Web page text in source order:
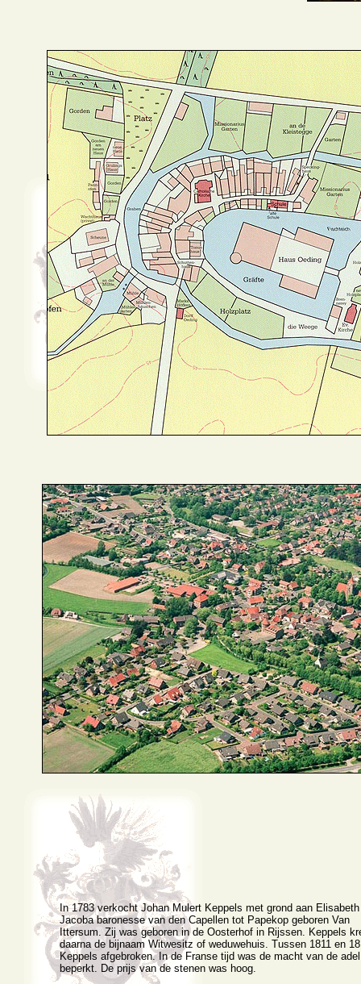
In 1783 verkocht Johan Mulert Keppels met grond aan Elisabeth
Jacoba baronesse van den Capellen tot Papekop geboren Van
Ittersum. Zij was geboren in de Oosterhof in Rijssen. Keppels
daarna de bijnaam Witwesitz of weduwehuis. Tussen 1811 en
Keppels afgebroken. In de Franse tijd was de macht van de adel
beperkt. De prijs van de stenen was hoog.